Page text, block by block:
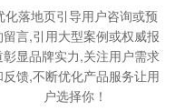
化落地页引导用户咨询或预
留言,引用大型案例或权威报
彰显品牌实力,关注用户需求
反馈,不断优化产品服务让用
户选择你！